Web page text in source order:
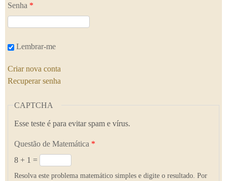
Senha *
Lembrar-me
Criar nova conta
Recuperar senha
CAPTCHA
Esse teste é para evitar spam e vírus.
Questão de Matemática *
8 + 1 =
Resolva este problema matemático simples e digite o resultado. Por